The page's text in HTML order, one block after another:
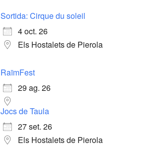
Sortida: Cirque du soleil
4 oct. 26
Els Hostalets de Pierola
RaïmFest
29 ag. 26
Jocs de Taula
27 set. 26
Els Hostalets de Pierola